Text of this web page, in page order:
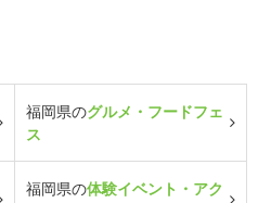
福岡県のグルメ・フードフェ
ス
福岡県の体験イベント・アク